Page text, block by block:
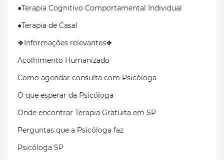
●Terapia Cognitivo Comportamental Individual
●Terapia de Casal
❖Informações relevantes❖
Acolhimento Humanizado
Como agendar consulta com Psicóloga
O que esperar da Psicóloga
Onde encontrar Terapia Gratuita em SP
Perguntas que a Psicóloga faz
Psicóloga SP